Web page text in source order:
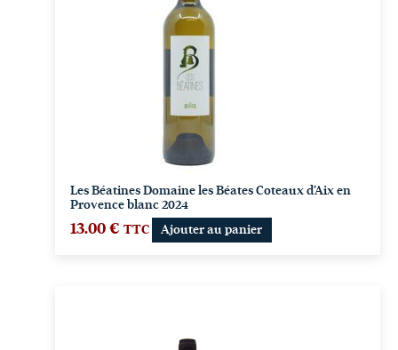
Les Béatines Domaine les Béates Coteaux d’Aix en
Provence blanc 2024
13.00 € TTC Ajouter au panier